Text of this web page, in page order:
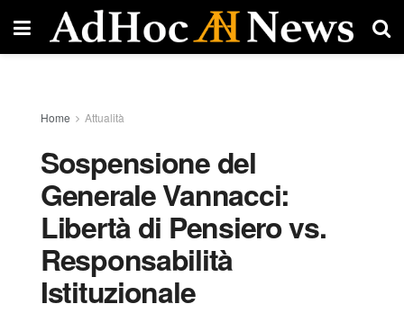
Home Attualità
Sospensione del
Generale Vannacci:
Libertà di Pensiero vs.
Responsabilità
Istituzionale